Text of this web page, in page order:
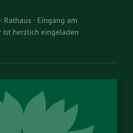
Rathaus · Eingang am
ist herzlich eingeladen